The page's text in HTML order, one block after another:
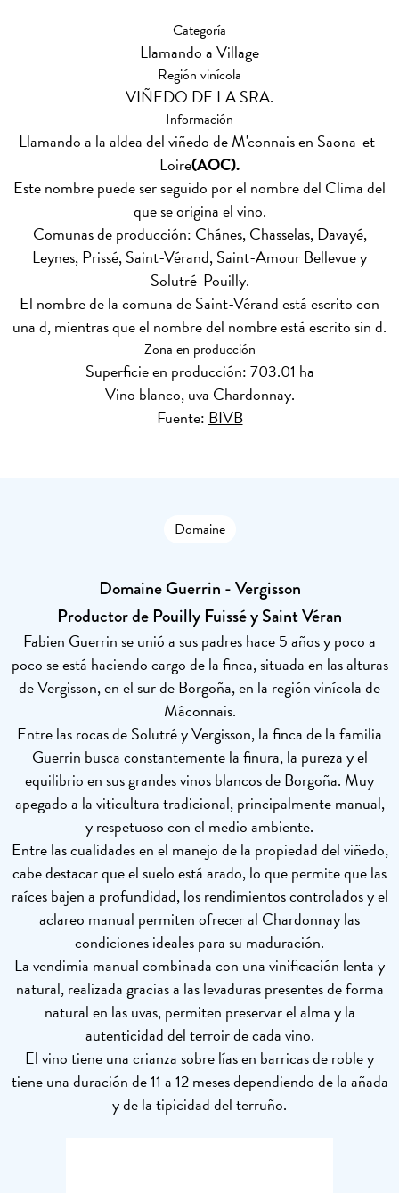
Categoría
Llamando a Village
Región vinícola
VIÑEDO DE LA SRA.
Información
Llamando a la aldea del viñedo de M'connais en Saona-et-
Loire(AOC).
Este nombre puede ser seguido por el nombre del Clima del
que se origina el vino.
Comunas de producción: Chánes, Chasselas, Davayé,
Leynes, Prissé, Saint-Vérand, Saint-Amour Bellevue y
Solutré-Pouilly.
El nombre de la comuna de Saint-Vérand está escrito con
una d, mientras que el nombre del nombre está escrito sin d.
Zona en producción
Superficie en producción: 703.01 ha
Vino blanco, uva Chardonnay.
Fuente: BIVB
Domaine
Domaine Guerrin - Vergisson
Productor de Pouilly Fuissé y Saint Véran
Fabien Guerrin se unió a sus padres hace 5 años y poco a
poco se está haciendo cargo de la finca, situada en las alturas
de Vergisson, en el sur de Borgoña, en la región vinícola de
Mâconnais.
Entre las rocas de Solutré y Vergisson, la finca de la familia
Guerrin busca constantemente la finura, la pureza y el
equilibrio en sus grandes vinos blancos de Borgoña. Muy
apegado a la viticultura tradicional, principalmente manual,
y respetuoso con el medio ambiente.
Entre las cualidades en el manejo de la propiedad del viñedo,
cabe destacar que el suelo está arado, lo que permite que las
raíces bajen a profundidad, los rendimientos controlados y el
aclareo manual permiten ofrecer al Chardonnay las
condiciones ideales para su maduración.
La vendimia manual combinada con una vinificación lenta y
natural, realizada gracias a las levaduras presentes de forma
natural en las uvas, permiten preservar el alma y la
autenticidad del terroir de cada vino.
El vino tiene una crianza sobre lías en barricas de roble y
tiene una duración de 11 a 12 meses dependiendo de la añada
y de la tipicidad del terruño.